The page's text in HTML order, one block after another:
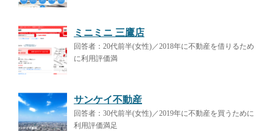
ミニミニ 三鷹店
回答者：20代前半(女性)／2018年に不動産を借りるため
に利用評価満
サンケイ不動産
回答者：30代前半(女性)／2019年に不動産を買うために
利用評価満足